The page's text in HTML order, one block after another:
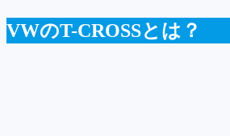
VWのT-CROSSとは？